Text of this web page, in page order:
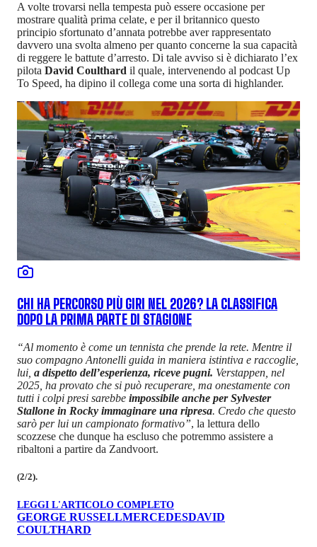
A volte trovarsi nella tempesta può essere occasione per
mostrare qualità prima celate, e per il britannico questo
principio sfortunato d’annata potrebbe aver rappresentato
davvero una svolta almeno per quanto concerne la sua capacità
di reggere le battute d’arresto. Di tale avviso si è dichiarato l’ex
pilota David Coulthard il quale, intervenendo al podcast Up
To Speed, ha dipino il collega come una sorta di highlander.
CHI HA PERCORSO PIÙ GIRI NEL 2026? LA CLASSIFICA
DOPO LA PRIMA PARTE DI STAGIONE
“Al momento è come un tennista che prende la rete. Mentre il
suo compagno Antonelli guida in maniera istintiva e raccoglie,
lui, a dispetto dell’esperienza, riceve pugni. Verstappen, nel
2025, ha provato che si può recuperare, ma onestamente con
tutti i colpi presi sarebbe impossibile anche per Sylvester
Stallone in Rocky immaginare una ripresa. Credo che questo
sarò per lui un campionato formativo”, la lettura dello
scozzese che dunque ha escluso che potremmo assistere a
ribaltoni a partire da Zandvoort.
(2/2).
LEGGI L'ARTICOLO COMPLETO
GEORGE RUSSELLMERCEDESDAVID
COULTHARD